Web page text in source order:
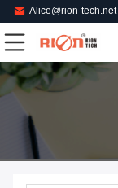
Alice@rion-tech.net